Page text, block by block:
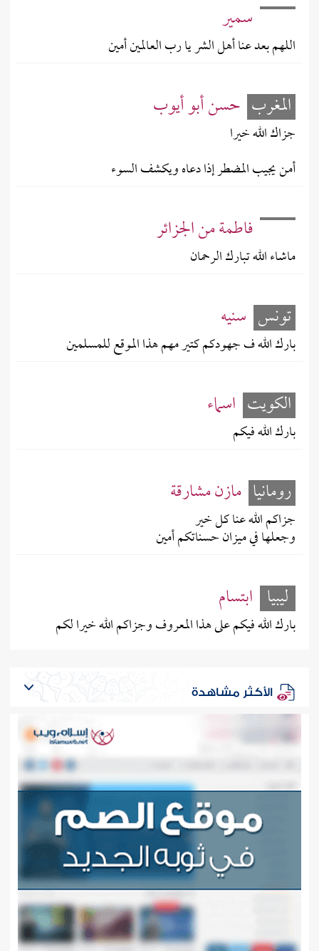
سمير
اللهم بعد عنا أهل الشر يا رب العالمين أمين
المغرب حسن أبو أيوب
جزاك الله خيرا
أمن يجيب المضطر إذا دعاه ويكشف السوء
فاطمة من الجزائر
ماشاء الله تبارك الرحمان
تونس سنيه
بارك الله ف جهودكم كتير مهم هذا الموقع للمسلمين
الكويت اسماء
بارك الله فيكم
رومانيا مازن مشارقة
جزاكم الله عنا كل خير
وجعلها في ميزان حسناتكم أمين
ليبيا ابتسام
بارك الله فيكم على هذا المعروف وجزاكم الله خيرا لكم
الأكثر مشاهدة